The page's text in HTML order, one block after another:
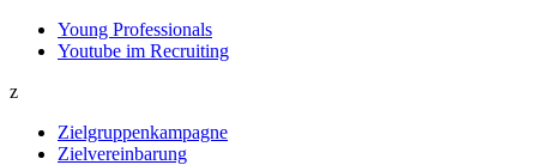
Young Professionals
Youtube im Recruiting
z
Zielgruppenkampagne
Zielvereinbarung